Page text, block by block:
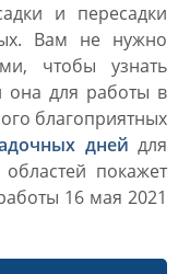
и пересадки
Вам не нужно
чтобы узнать
она для работы в
благоприятных
дней для
покажет
16 мая 2021